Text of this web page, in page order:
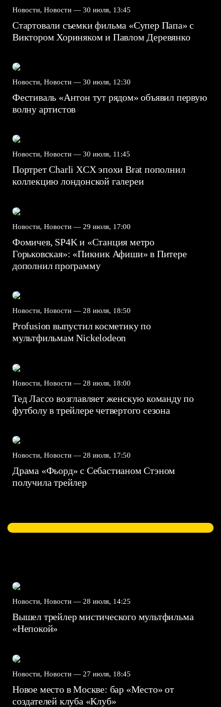
Новости, Новости — 30 июля, 13:45
Стартовали съемки фильма «Супер Папа» с
Виктором Хориняком и Павлом Деревянко
Новости, Новости — 30 июля, 12:30
Фестиваль «Антон тут рядом» объявил первую
волну артистов
Новости, Новости — 30 июля, 11:45
Портрет Charli XCX эпохи Brat пополнил
коллекцию лондонской галереи
Новости, Новости — 29 июля, 17:00
Фомичев, SP4K и «Станция метро
Горьковская»: «Пикник Афиши» в Питере
дополнил программу
Новости, Новости — 28 июля, 18:50
Profusion выпустил косметику по
мультфильмам Nickelodeon
Новости, Новости — 28 июля, 18:00
Тед Лассо возглавляет женскую команду по
футболу в трейлере четвертого сезона
Новости, Новости — 28 июля, 17:50
Драма «Фьорд» с Себастианом Стэном
получила трейлер
Новости, Новости — 28 июля, 14:25
Вышел трейлер мистического мультфильма
«Непокой»
Новости, Новости — 27 июля, 18:45
Новое место в Москве: бар «Место» от
создателей клуба «Клуб»